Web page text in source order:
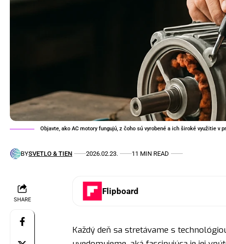
Objavte, ako AC motory fungujú, z čoho sú vyrobené a ich široké využitie v
BYSVETLO & TIEN 2026.02.23. 11 MIN READ
SHARE
Flipboard
Každý deň sa stretávame s